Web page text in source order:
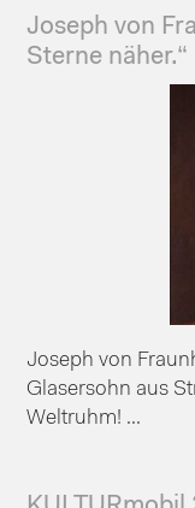
Joseph von
Sterne näher.“
Joseph von
Glasersohn aus
Weltruhm! ...